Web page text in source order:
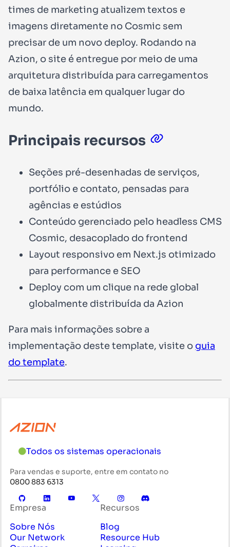
times de marketing atualizem textos e
imagens diretamente no Cosmic sem
precisar de um novo deploy. Rodando na
Azion, o site é entregue por meio de uma
arquitetura distribuída para carregamentos
de baixa latência em qualquer lugar do
mundo.
Principais recursos
Seções pré-desenhadas de serviços,
portfólio e contato, pensadas para
agências e estúdios
Conteúdo gerenciado pelo headless CMS
Cosmic, desacoplado do frontend
Layout responsivo em Next.js otimizado
para performance e SEO
Deploy com um clique na rede global
globalmente distribuída da Azion
Para mais informações sobre a
implementação deste template, visite o guia
do template.
Todos os sistemas operacionais
Para vendas e suporte, entre em contato no
0800 883 6313
Empresa
Sobre Nós
Our Network
Recursos
Blog
Resource Hub